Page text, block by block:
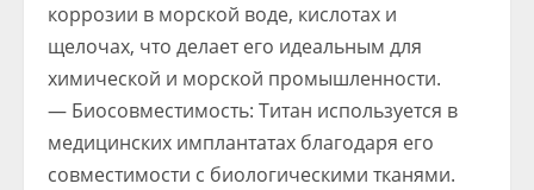
коррозии в морской воде, кислотах и
щелочах, что делает его идеальным для
химической и морской промышленности.
— Биосовместимость: Титан используется в
медицинских имплантатах благодаря его
совместимости с биологическими тканями.